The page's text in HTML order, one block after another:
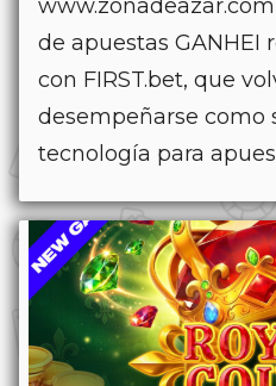
de apuestas GANHEI
con FIRST.bet, que
desempeñarse como
tecnología para